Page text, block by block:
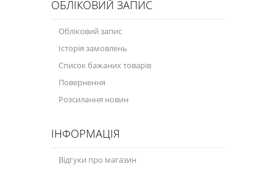
Мастила
Спеціальні програми
Велосипедна програма
Моторна олива для мотоцикла
Оливи для моторів човнів
Продукція для саду
ОБЛІКОВИЙ ЗАПИС
Обліковий запис
Історія замовлень
Список бажаних товарів
Повернення
Розсилання новин
ІНФОРМАЦІЯ
Відгуки про магазин